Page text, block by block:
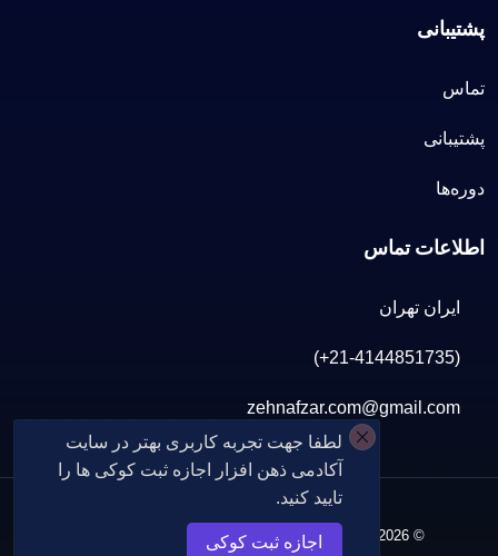
پشتیبانی
تماس
پشتیبانی
دوره‌ها
اطلاعات تماس
ایران تهران
(+21-4144851735)
zehnafzar.com@gmail.com
© 2026 تمامی حقوق برای ذهن افزار سورنا محفوظ است
لطفا جهت تجربه کاربری بهتر در سایت
آکادمی ذهن افزار اجازه ثبت کوکی ها را
تایید کنید.
اجازه ثبت کوکی